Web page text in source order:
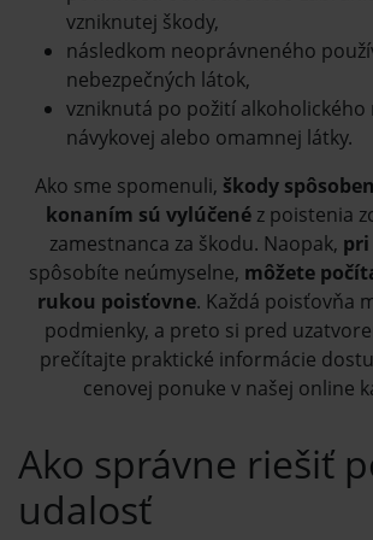
vzniknutej škody,
následkom neoprávneného
nebezpečných látok,
vzniknutá po požití alkoholického
návykovej alebo omamnej látky.
Ako sme spomenuli, škody
konaním sú vylúčené z poistenia
zamestnanca za škodu. Naopak, pri
spôsobíte neúmyselne, môžete
rukou poisťovne. Každá poisťovňa
podmienky, a preto si pred
prečítajte praktické informácie
cenovej ponuke v našej online
Ako správne riešiť
udalosť